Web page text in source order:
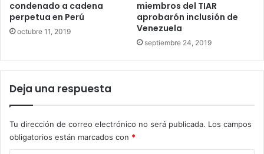
condenado a cadena
perpetua en Perú
octubre 11, 2019
miembros del TIAR
aprobarón inclusión de
Venezuela
septiembre 24, 2019
Deja una respuesta
Tu dirección de correo electrónico no será publicada. Los campos
obligatorios están marcados con *